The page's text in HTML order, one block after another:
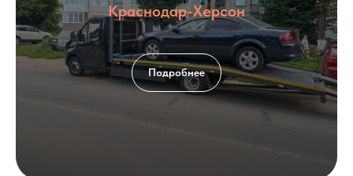
Краснодар-Херсон
Подробнее